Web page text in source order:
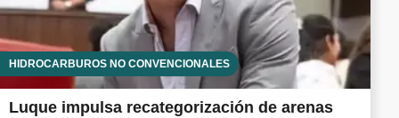
HIDROCARBUROS NO CONVENCIONALES
Luque impulsa recategorización de arenas